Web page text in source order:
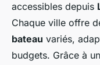
accessibles depuis
Chaque ville offre
bateau variés,
budgets. Grâce à